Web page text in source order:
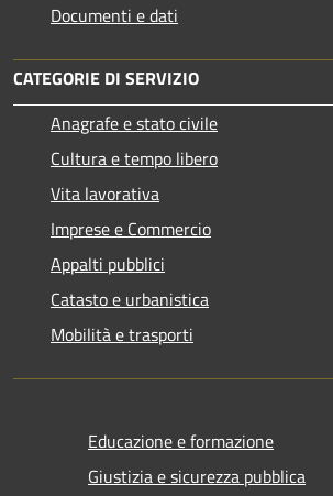
Documenti e dati
CATEGORIE DI SERVIZIO
Anagrafe e stato civile
Cultura e tempo libero
Vita lavorativa
Imprese e Commercio
Appalti pubblici
Catasto e urbanistica
Mobilità e trasporti
Educazione e formazione
Giustizia e sicurezza pubblica